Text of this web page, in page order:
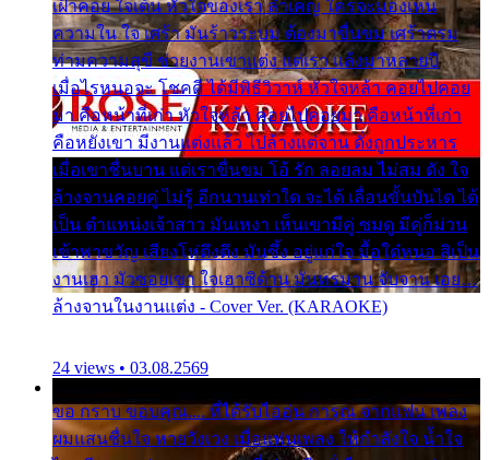
เฝ้าคอย ใจเต้น หัวใจของเรา ลำเค็ญ ใครจะมองเห็น
ความใน ใจ เศร้า มันร้าวระบม ต้องมาขื่นขม เศร้าตรม
ท่ามความสุขี ช่วยงานเขาแต่ง แต่เรา แล้งมาหลายปี
เมื่อไรหนอจะ โชคดี ได้มีพิธีวิวาห์ หัวใจหล้า คอยไปคอย
มา คือหน้าที่เก่า หัวใจหล้า คอยไปคอยมา คือหน้าที่เก่า
คือหยังเขา มีงานแต่งแล้ว ไปล้างแต่จาน ดั่งถูกประหาร
เมื่อเขาชื่นบาน แต่เราขื่นขม โอ้ รัก ลอยลม ไม่สม ดัง ใจ
ล้างจานคอยคู่ ไม่รู้ อีกนานเท่าใด จะได้ เลื่อนขั้นบันได ได้
เป็น ตำแหน่งเจ้าสาว มันเหงา เห็นเขามีคู่ ซมดู มีคู่ก็ม่วน
เข้าพาขวัญ เสียงโห่ตึงตึง มันซึ้ง อยู่แก่ใจ มื้อใด๋หนอ สิเป็น
งานเฮา มัวซอยเขา ใจเฮาซิด้าน มันทรมาน จับจาน เอย…
ล้างจานในงานแต่ง - Cover Ver. (KARAOKE)
24 views • 03.08.2569
ขอ กราบ ขอบคุณ.... ที่ได้รับไออุ่น การุณ จากแฟน เพลง
ผมแสนชื่นใจ หายวังเวง เมื่อแฟนเพลง ให้กำลังใจ น้ำใจ